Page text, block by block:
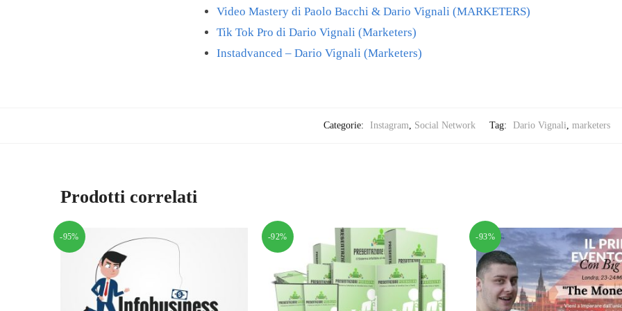
Video Mastery di Paolo Bacchi & Dario Vignali (MARKETERS)
Tik Tok Pro di Dario Vignali (Marketers)
Instadvanced – Dario Vignali (Marketers)
Categorie: Instagram, Social Network Tag: Dario Vignali, marketers
Prodotti correlati
-95% -92% -93%